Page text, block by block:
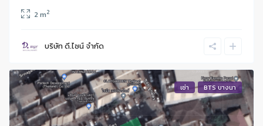
2 m2
บริษัท ดี.ไซน์ จํากัด
เช่า BTS บางนา